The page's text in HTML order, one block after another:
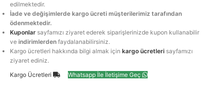
edilmektedir.
İade ve değişimlerde kargo ücreti müşterilerimiz tarafından
ödenmektedir.
Kuponlar sayfamızı ziyaret ederek siparişlerinizde kupon kullanabilir
veindirimlerden faydalanabilirsiniz.
Kargo ücretleri hakkında bilgi almak içinkargo ücretleri sayfamızı
ziyaret ediniz.
Kargo Ücretleri
Whatsapp İle İletişime Geç